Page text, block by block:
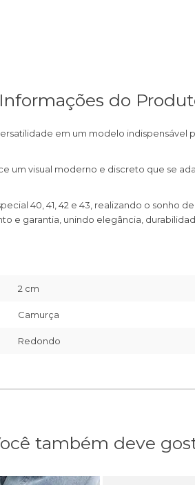
Informações do
em um modelo
visual moderno e discreto que se
40, 41, 42 e 43, realizando o
e garantia, unindo elegância,
2 cm
Camurça
Redondo
também deve